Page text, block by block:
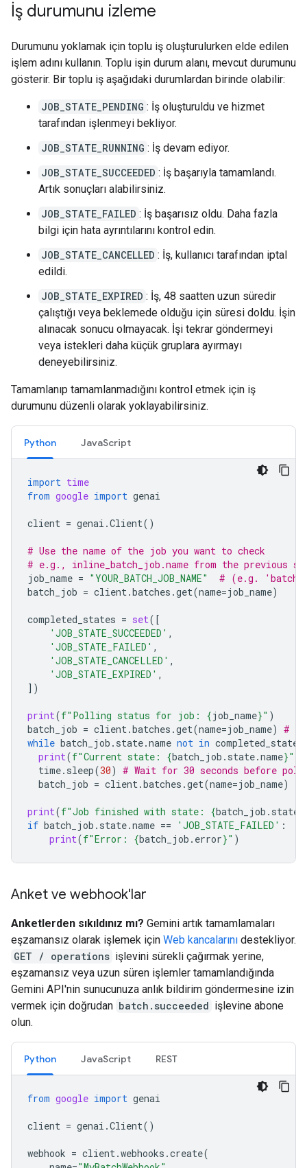
İş durumunu izleme
Durumunu yoklamak için toplu iş oluşturulurken elde edilen
işlem adını kullanın. Toplu işin durum alanı, mevcut durumunu
gösterir. Bir toplu iş aşağıdaki durumlardan birinde olabilir:
JOB_STATE_PENDING : İş oluşturuldu ve hizmet
tarafından işlenmeyi bekliyor.
JOB_STATE_RUNNING : İş devam ediyor.
JOB_STATE_SUCCEEDED : İş başarıyla tamamlandı.
Artık sonuçları alabilirsiniz.
JOB_STATE_FAILED : İş başarısız oldu. Daha fazla
bilgi için hata ayrıntılarını kontrol edin.
JOB_STATE_CANCELLED : İş, kullanıcı tarafından iptal
edildi.
JOB_STATE_EXPIRED : İş, 48 saatten uzun süredir
çalıştığı veya beklemede olduğu için süresi doldu. İşin
alınacak sonucu olmayacak. İşi tekrar göndermeyi
veya istekleri daha küçük gruplara ayırmayı
deneyebilirsiniz.
Tamamlanıp tamamlanmadığını kontrol etmek için iş
durumunu düzenli olarak yoklayabilirsiniz.
Python JavaScript
import time
from google import genai
client = genai .Client()
# Use the name of the job you want to check
# e.g., inline_batch_job.name from the previous
job_name = "YOUR_BATCH_JOB_NAME"
# (e.g.
batch_job = client.batches .get(name=job_name)
completed_states = set([
'JOB_STATE_SUCCEEDED' ,
'JOB_STATE_FAILED' ,
'JOB_STATE_CANCELLED' ,
'JOB_STATE_EXPIRED' ,
])
print(f"Polling status for job: {job_name}" )
batch_job = client.batches .get(name=job_name) #
while batch_job . state.name not in completed_states
print(f"Current state: {batch_job . state.name}"
time. sleep(30) # Wait for 30 seconds before
batch_job = client.batches .get(name=job_name)
print(f"Job finished with state: {batch_job . state
if batch_job . state.name == 'JOB_STATE_FAILED' :
print(f"Error: {batch_job . error}" )
Anket ve webhook'lar
Anketlerden sıkıldınız mı? Gemini artık tamamlamaları
eşzamansız olarak işlemek için Web kancalarını destekliyor.
GET / operations işlevini sürekli çağırmak yerine,
eşzamansız veya uzun süren işlemler tamamlandığında
Gemini API'nin sunucunuza anlık bildirim göndermesine izin
vermek için doğrudan batch.succeeded işlevine abone
olun.
Python JavaScript REST
from google import genai
client = genai .Client()
webhook = client.webhooks .create(